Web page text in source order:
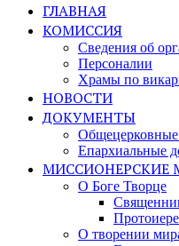
ГЛАВНАЯ
КОМИССИЯ
Сведения об
Персоналии
Храмы по
НОВОСТИ
ДОКУМЕНТЫ
Епархиальные
МИССИОНЕРСКИЕ
О Боге Творце
О творении